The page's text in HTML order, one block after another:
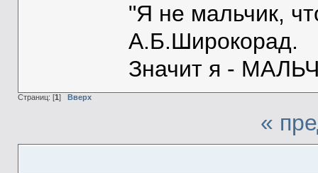
"Я не мальчик,
А.Б.Широкорад.
Значит я -
Страниц: [1] Вверх
«